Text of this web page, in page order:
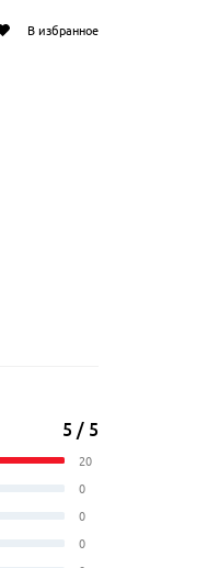
В избранное
5 / 5
20
0
0
0